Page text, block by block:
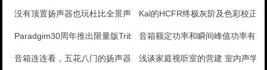
没有顶置扬声器也玩杜比全景声？Triad影院体验Kal的HCFR终极灰阶及色彩校正
Paradgim30周年推出限量版Tribute落地音箱额定功率和瞬间峰值功率有何
音箱连连看，五花八门的扬声器大全浅谈家庭视听室的营建 室内声学